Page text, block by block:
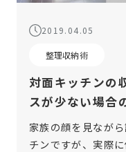
2019.04.05
整理収納術
対面キッチンの
スが少ない場合
家族の顔を見なが
チンですが、実際